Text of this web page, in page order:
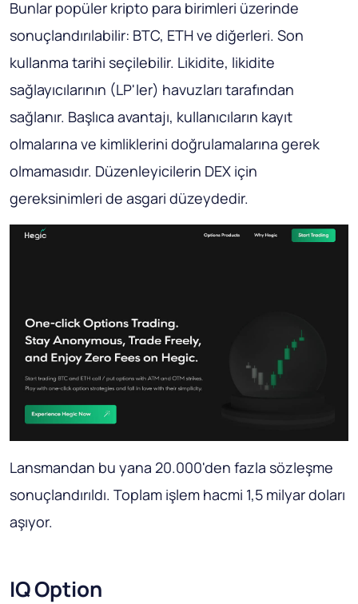
Bunlar popüler kripto para birimleri üzerinde
sonuçlandırılabilir: BTC, ETH ve diğerleri. Son
kullanma tarihi seçilebilir. Likidite, likidite
sağlayıcılarının (LP'ler) havuzları tarafından
sağlanır. Başlıca avantajı, kullanıcıların kayıt
olmalarına ve kimliklerini doğrulamalarına gerek
olmamasıdır. Düzenleyicilerin DEX için
gereksinimleri de asgari düzeydedir.
Lansmandan bu yana 20.000'den fazla sözleşme
sonuçlandırıldı. Toplam işlem hacmi 1,5 milyar doları
aşıyor.
IQ Option